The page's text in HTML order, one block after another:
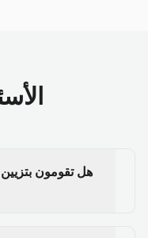
هل تقومون بتزيين